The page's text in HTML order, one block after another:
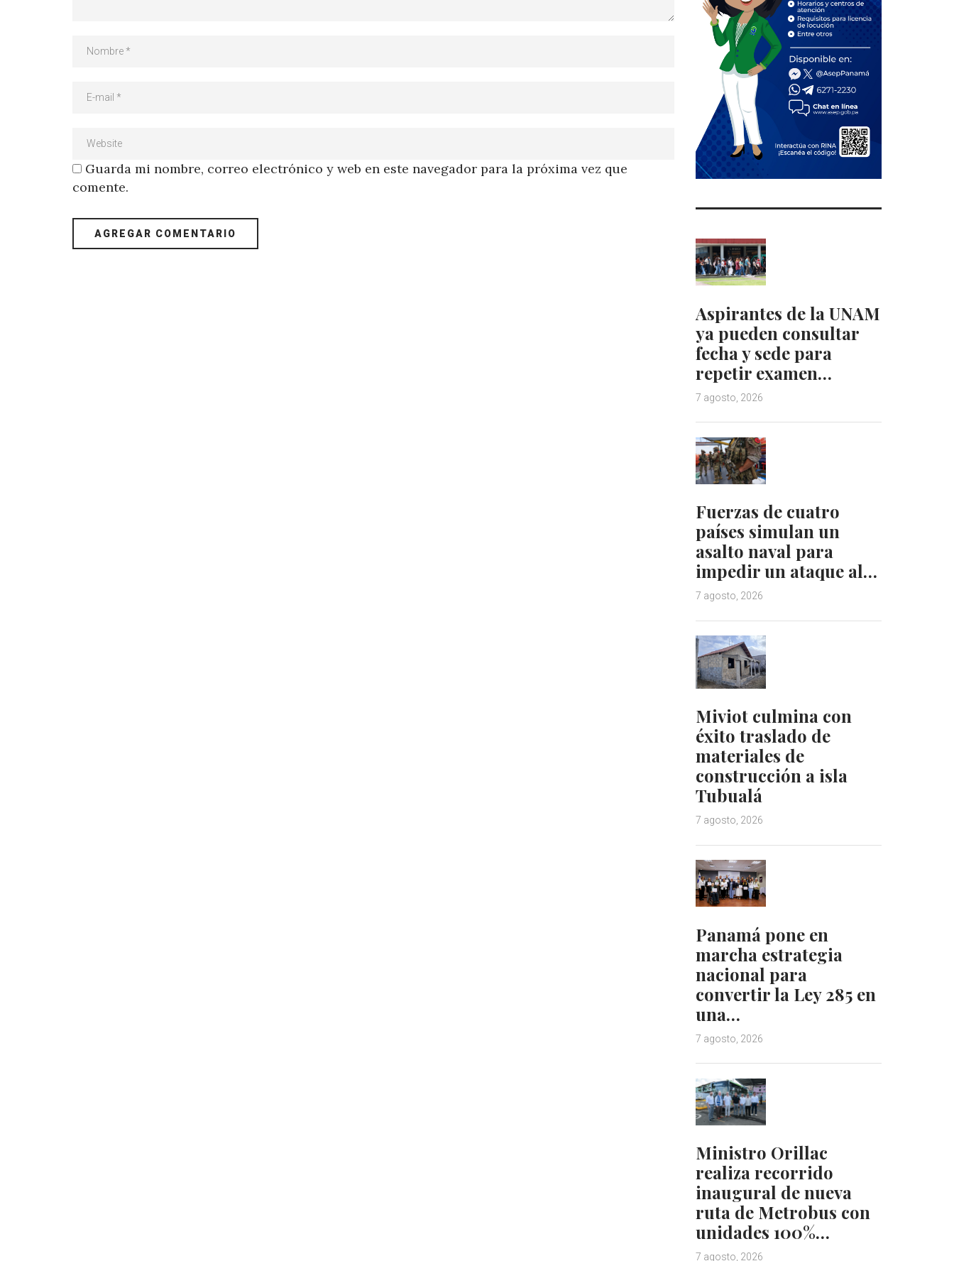
Guarda mi nombre, correo electrónico y web en este navegador para la próxima vez que
comente.
Aspirantes de la UNAM
ya pueden consultar
fecha y sede para
repetir examen…
7 agosto, 2026
Fuerzas de cuatro
países simulan un
asalto naval para
impedir un ataque al…
7 agosto, 2026
Miviot culmina con
éxito traslado de
materiales de
construcción a isla
Tubualá
7 agosto, 2026
Panamá pone en
marcha estrategia
nacional para
convertir la Ley 285 en
una…
7 agosto, 2026
Ministro Orillac
realiza recorrido
inaugural de nueva
ruta de Metrobus con
unidades 100%…
7 agosto, 2026